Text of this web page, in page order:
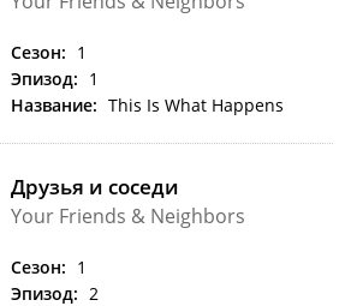
Сезон: 1
Эпизод: 1
Название: This Is What Happens
Друзья и соседи
Your Friends & Neighbors
Сезон: 1
Эпизод: 2